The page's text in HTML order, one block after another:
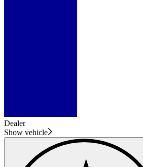
Dealer
Show vehicle